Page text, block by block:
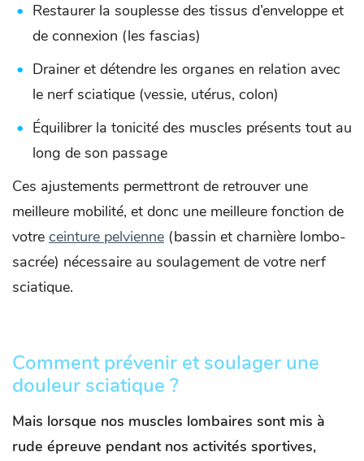
Restaurer la souplesse des tissus d’enveloppe et
de connexion (les fascias)
Drainer et détendre les organes en relation avec
le nerf sciatique (vessie, utérus, colon)
Équilibrer la tonicité des muscles présents tout au
long de son passage
Ces ajustements permettront de retrouver une
meilleure mobilité, et donc une meilleure fonction de
votre ceinture pelvienne (bassin et charnière lombo-
sacrée) nécessaire au soulagement de votre nerf
sciatique.
Comment prévenir et soulager une
douleur sciatique ?
Mais lorsque nos muscles lombaires sont mis à
rude épreuve pendant nos activités sportives,